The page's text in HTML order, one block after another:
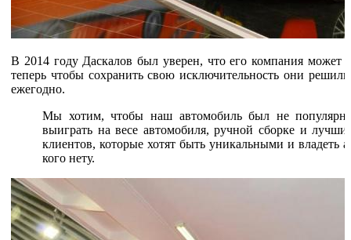
В 2014 году Даскалов был уверен, что его компания может
теперь чтобы сохранить свою исключительность они
ежегодно.
Мы хотим, чтобы наш автомобиль был не
выиграть на весе автомобиля, ручной сборке и
клиентов, которые хотят быть уникальными и владеть
кого нету.